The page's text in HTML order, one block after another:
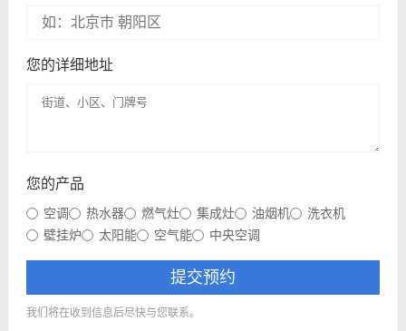
您的详细地址
您的产品
空调 热水器 燃气灶 集成灶 油烟机
洗衣机
壁挂炉
太阳能 空气能 中央空调
提交预约
我们将在收到信息后尽快与您联系。